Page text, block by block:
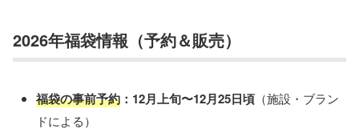
2026年福袋情報（予約＆販売）
福袋の事前予約 ：12月上旬〜12月25日頃 （施設・ブラン
ドによる）